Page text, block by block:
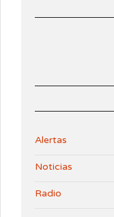
Alertas
Noticias
Radio